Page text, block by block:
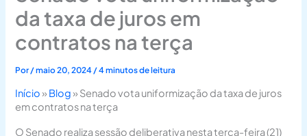
da taxa de juros em
contratos na terça
Por/maio 20, 2024 /4 minutos de leitura
Início» Blog» Senado vota uniformização da taxa de juros
em contratos na terça
O Senado realiza sessão deliberativa nesta terça-feira (21)